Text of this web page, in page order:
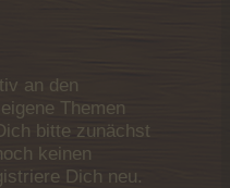
an den
Themen
bitte zunächst
keinen
Dich neu.